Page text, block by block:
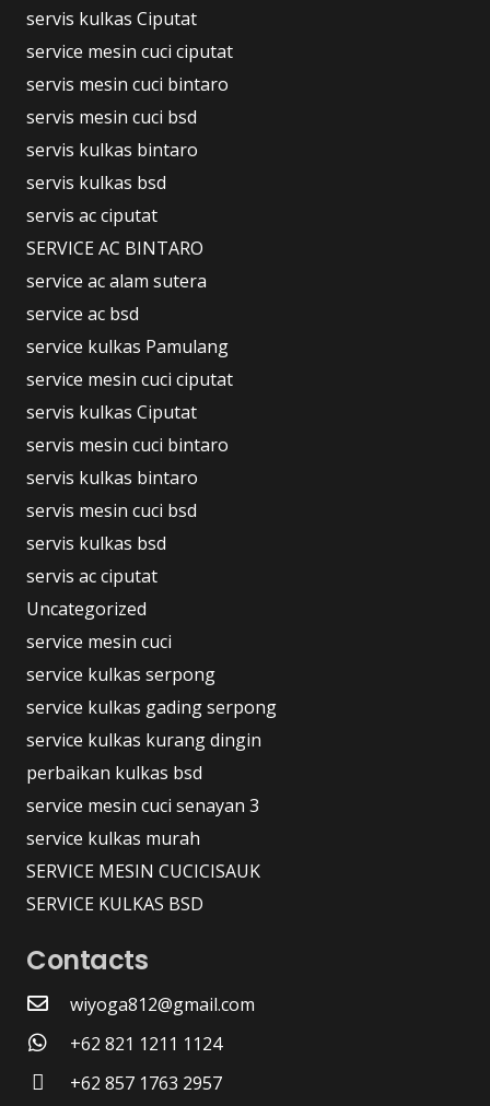
servis kulkas Ciputat
service mesin cuci ciputat
servis mesin cuci bintaro
servis mesin cuci bsd
servis kulkas bintaro
servis kulkas bsd
servis ac ciputat
SERVICE AC BINTARO
service ac alam sutera
service ac bsd
service kulkas Pamulang
service mesin cuci ciputat
servis kulkas Ciputat
servis mesin cuci bintaro
servis kulkas bintaro
servis mesin cuci bsd
servis kulkas bsd
servis ac ciputat
Uncategorized
service mesin cuci
service kulkas serpong
service kulkas gading serpong
service kulkas kurang dingin
perbaikan kulkas bsd
service mesin cuci senayan 3
service kulkas murah
SERVICE MESIN CUCICISAUK
SERVICE KULKAS BSD
Contacts
wiyoga812@gmail.com
+62 821 1211 1124
+62 857 1763 2957